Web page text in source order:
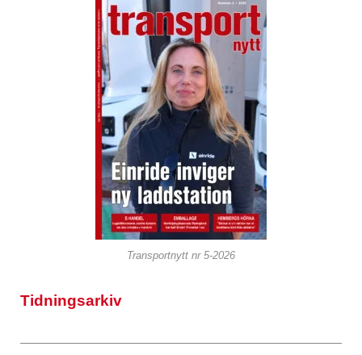
Transportnytt nr 5-2026
Tidningsarkiv